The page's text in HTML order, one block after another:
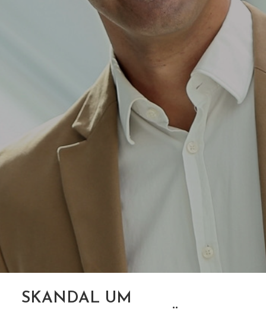
SKANDAL UM